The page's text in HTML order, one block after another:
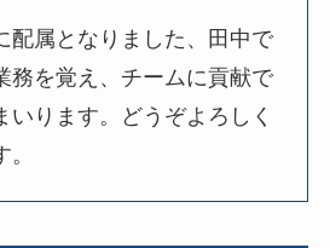
配属となりました、田中で
務を覚え、チームに貢献で
いります。どうぞよろしく